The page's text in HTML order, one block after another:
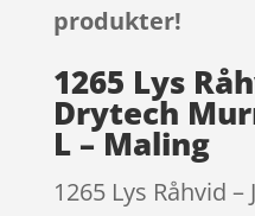
produkter!
1265 Lys
Drytech
L – Maling
1265 Lys Råhvid